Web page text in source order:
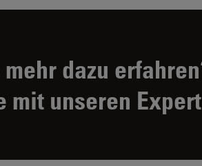
dazu
mit unseren